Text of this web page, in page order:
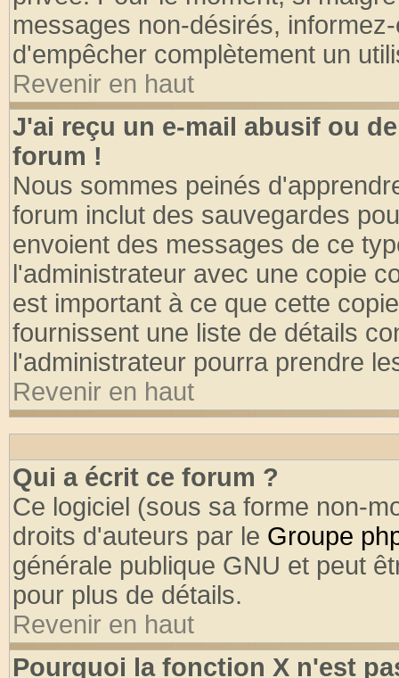
messages non-désirés,
d'empêcher complètement un
Revenir en haut
J'ai reçu un e-mail abusif ou
forum !
Nous sommes peinés
forum inclut des sauvegardes
envoient des messages de ce
l'administrateur avec une copie
est important à ce que cette
fournissent une liste de détails
l'administrateur pourra prendre
Revenir en haut
Qui a écrit ce forum ?
Ce logiciel (sous sa forme non-
droits d'auteurs par le Groupe
générale publique GNU et peut
pour plus de détails.
Revenir en haut
Pourquoi la fonction X n'est